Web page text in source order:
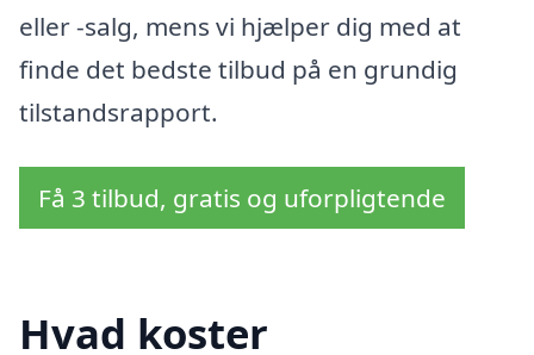
eller -salg, mens vi hjælper dig med at
finde det bedste tilbud på en grundig
tilstandsrapport.
Få 3 tilbud, gratis og uforpligtende
Hvad koster